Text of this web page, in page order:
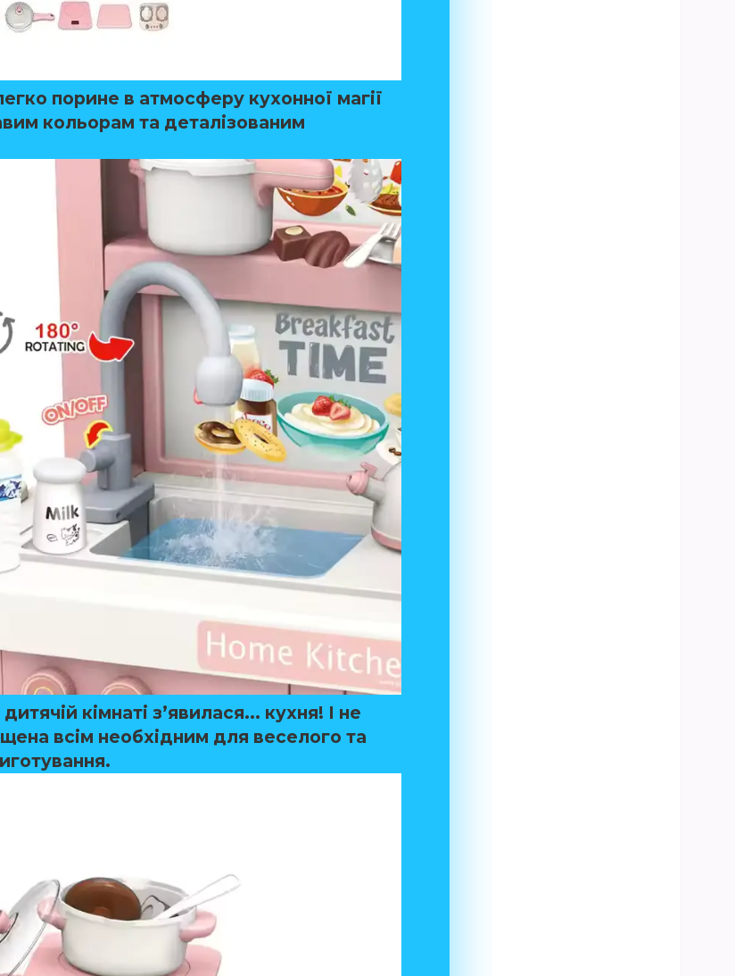
порине в атмосферу кухонної магії
кольорам та деталізованим
кімнаті з’явилася... кухня! І не
всім необхідним для веселого та